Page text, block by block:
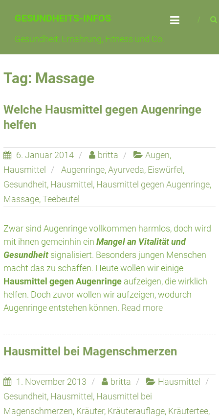
GESUNDHEITS-INFOS
Gesundheit, Ernährung, Fitness und Co.
Tag: Massage
Welche Hausmittel gegen Augenringe
helfen
6. Januar 2014 britta Augen,
Hausmittel
Augenringe,Ayurveda, Eiswürfel ,
Gesundheit, Hausmittel , Hausmittel gegen Augenringe,
Massage,Teebeutel
Zwar sind Augenringe vollkommen harmlos, doch wird
mit ihnen gemeinhin ein Mangel an Vitalität und
Gesundheitsignalisiert. Besonders jungen Menschen
macht das zu schaffen. Heute wollen wir einige
Hausmittel gegen Augenringeaufzeigen, die wirklich
helfen. Doch zuvor wollen wir aufzeigen, wodurch
Augenringe entstehen können. Read more
Hausmittel bei Magenschmerzen
1. November 2013 britta
Hausmittel
Gesundheit, Hausmittel , Hausmittel bei
Magenschmerzen, Kräuter, Kräuterauflage, Kräutertee,